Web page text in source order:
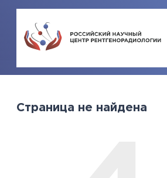
Страница не найдена